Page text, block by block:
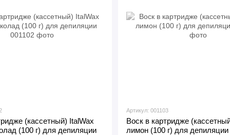
(кассетный) ItalWax
(100 г) для депиляции
Артикул: 001103
Воск в картридже
лимон (100 г) для депиляции